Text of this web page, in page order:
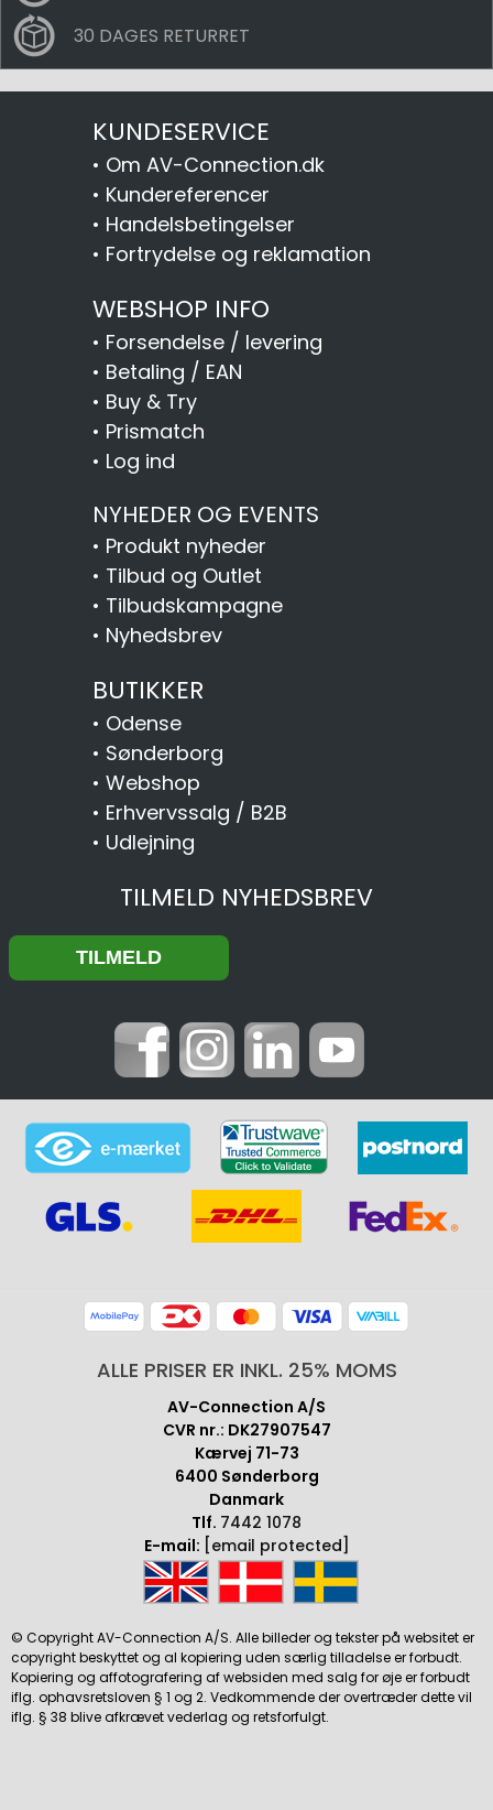
30 DAGES RETURRET
KUNDESERVICE
• Om AV-Connection.dk
• Kundereferencer
• Handelsbetingelser
• Fortrydelse og reklamation
WEBSHOP INFO
• Forsendelse / levering
• Betaling / EAN
• Buy & Try
• Prismatch
• Log ind
NYHEDER OG EVENTS
• Produkt nyheder
• Tilbud og Outlet
• Tilbudskampagne
• Nyhedsbrev
BUTIKKER
• Odense
• Sønderborg
• Webshop
• Erhvervssalg / B2B
• Udlejning
TILMELD NYHEDSBREV
ALLE PRISER ER INKL. 25% MOMS
AV-Connection A/S
CVR nr.: DK27907547
Kærvej 71-73
6400 Sønderborg
Danmark
Tlf. 7442 1078
E-mail: [email protected]
© Copyright AV-Connection A/S. Alle billeder og tekster på websitet er
copyright beskyttet og al kopiering uden særlig tilladelse er forbudt.
Kopiering og affotografering af websiden med salg for øje er forbudt
iflg. ophavsretsloven § 1 og 2. Vedkommende der overtræder dette vil
iflg. § 38 blive afkrævet vederlag og retsforfulgt.